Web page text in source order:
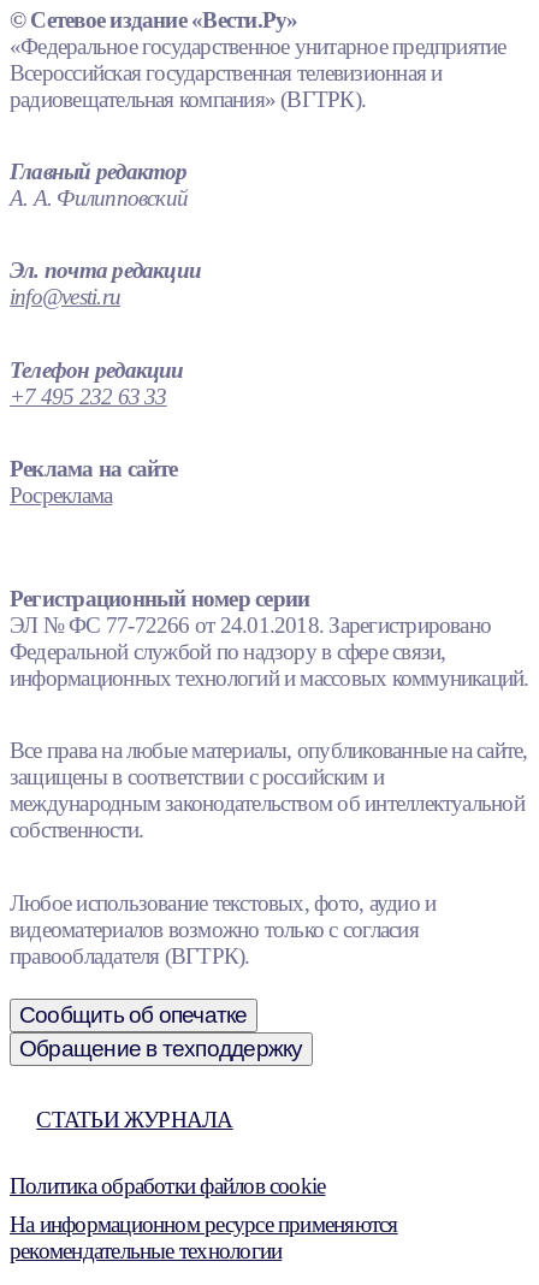
© Сетевое издание «Вести.Ру»
«Федеральное государственное унитарное предприятие
Всероссийская государственная телевизионная и
радиовещательная компания» (ВГТРК).
Главный редактор
А. А. Филипповский
Эл. почта редакции
info@vesti.ru
Телефон редакции
+7 495 232 63 33
Реклама на сайте
Росреклама
Регистрационный номер серии
ЭЛ № ФС 77-72266 от 24.01.2018. Зарегистрировано
Федеральной службой по надзору в сфере связи,
информационных технологий и массовых коммуникаций.
Все права на любые материалы, опубликованные на сайте,
защищены в соответствии с российским и
международным законодательством об интеллектуальной
собственности.
Любое использование текстовых, фото, аудио и
видеоматериалов возможно только с согласия
правообладателя (ВГТРК).
Сообщить об опечатке
Обращение в техподдержку
СТАТЬИ ЖУРНАЛА
Политика обработки файлов cookie
На информационном ресурсе применяются
рекомендательные технологии